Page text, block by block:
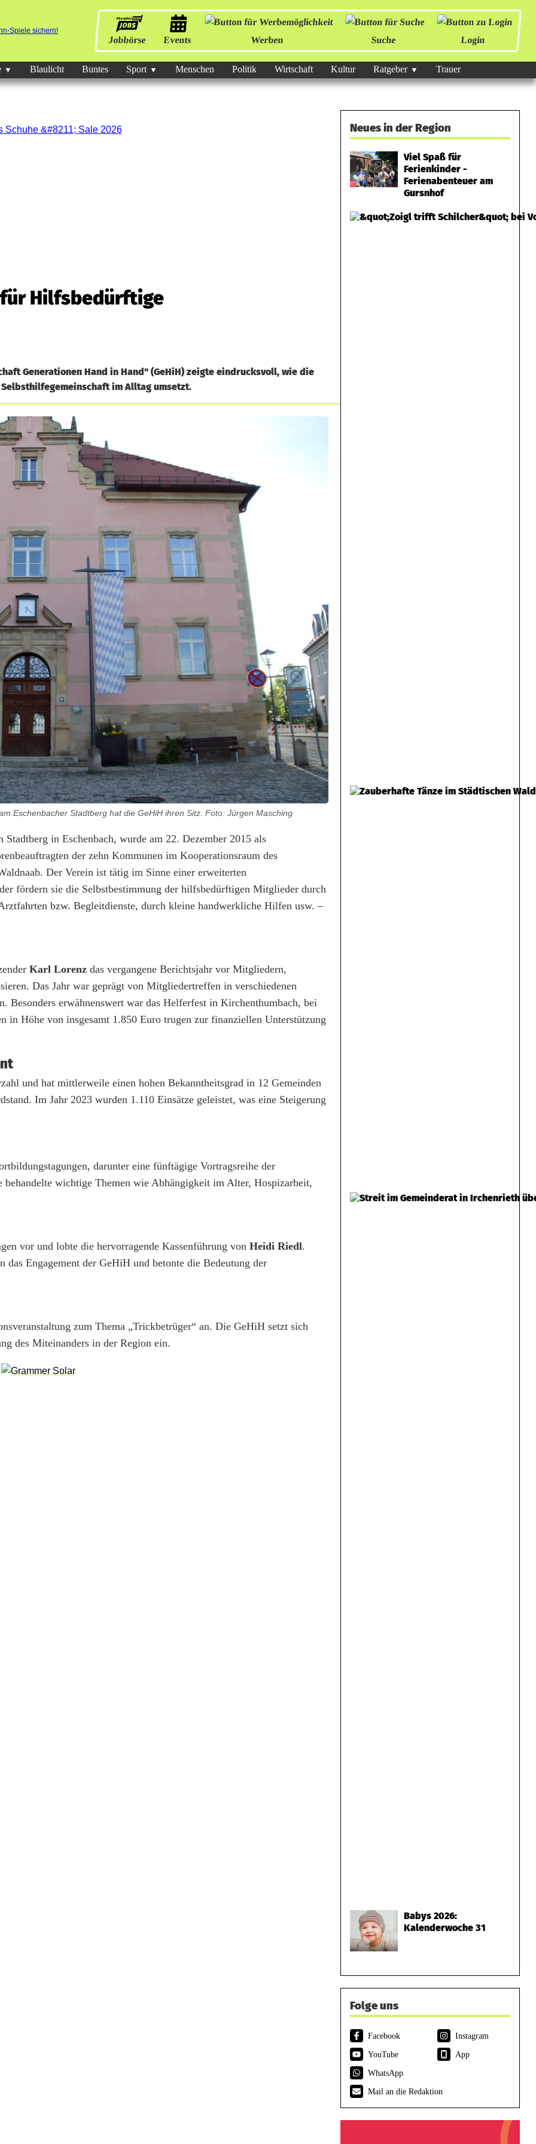
Jobbörse Events Werben Suche Login
Blaulicht Buntes Sport Menschen Politik Wirtschaft Kultur Ratgeber Trauer
für Hilfsbedürftige
Generationen Hand in Hand" (GeHiH) zeigte eindrucksvoll, wie die
im Alltag umsetzt.
Eschenbacher Stadtberg hat die GeHiH ihren Sitz. Foto: Jürgen Masching
in Eschenbach, wurde am 22. Dezember 2015 als
der zehn Kommunen im Kooperationsraum des
Der Verein ist tätig im Sinne einer erweiterten
fördern sie die Selbstbestimmung der hilfsbedürftigen Mitglieder durch
bzw. Begleitdienste, durch kleine handwerkliche Hilfen usw. –
Karl Lorenz das vergangene Berichtsjahr vor Mitgliedern,
Das Jahr war geprägt von Mitgliedertreffen in verschiedenen
Besonders erwähnenswert war das Helferfest in Kirchenthumbach, bei
in Höhe von insgesamt 1.850 Euro trugen zur finanziellen Unterstützung
und hat mittlerweile einen hohen Bekanntheitsgrad in 12 Gemeinden
Im Jahr 2023 wurden 1.110 Einsätze geleistet, was eine Steigerung
darunter eine fünftägige Vortragsreihe der
behandelte wichtige Themen wie Abhängigkeit im Alter, Hospizarbeit,
vor und lobte die hervorragende Kassenführung von Heidi Riedl.
Engagement der GeHiH und betonte die Bedeutung der
zum Thema „Trickbetrüger“ an. Die GeHiH setzt sich
des Miteinanders in der Region ein.
Neues in der Region
Viel Spaß für
Ferienkinder -
Ferienabenteuer am
Gursnhof
Babys 2026:
Kalenderwoche 31
Folge uns
Facebook
Instagram
YouTube
App
WhatsApp
Mail an die Redaktion